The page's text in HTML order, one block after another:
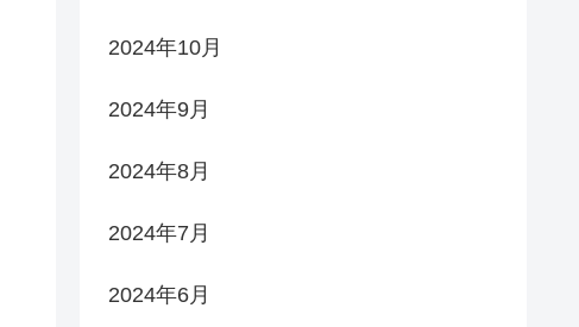
2024年10月
2024年9月
2024年8月
2024年7月
2024年6月